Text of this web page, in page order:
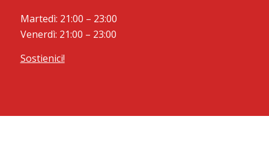
Martedì: 21:00 – 23:00
Venerdì: 21:00 – 23:00
Sostienici!